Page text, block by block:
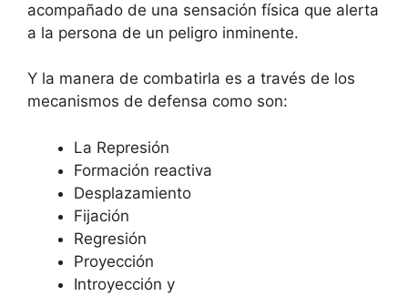
acompañado de una sensación física que alerta
a la persona de un peligro inminente.
Y la manera de combatirla es a través de los
mecanismos de defensa como son:
La Represión
Formación reactiva
Desplazamiento
Fijación
Regresión
Proyección
Introyección y